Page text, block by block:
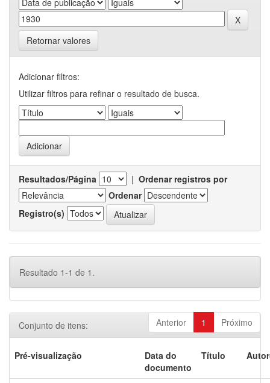
Retornar valores
Adicionar filtros:
Utilizar filtros para refinar o resultado de busca.
Resultados/Página | Ordenar registros por
Ordenar
Registro(s)
Resultado 1-1 de 1.
Anterior 1 Próximo
Conjunto de itens:
Pré-visualização
Data do
documento
Título